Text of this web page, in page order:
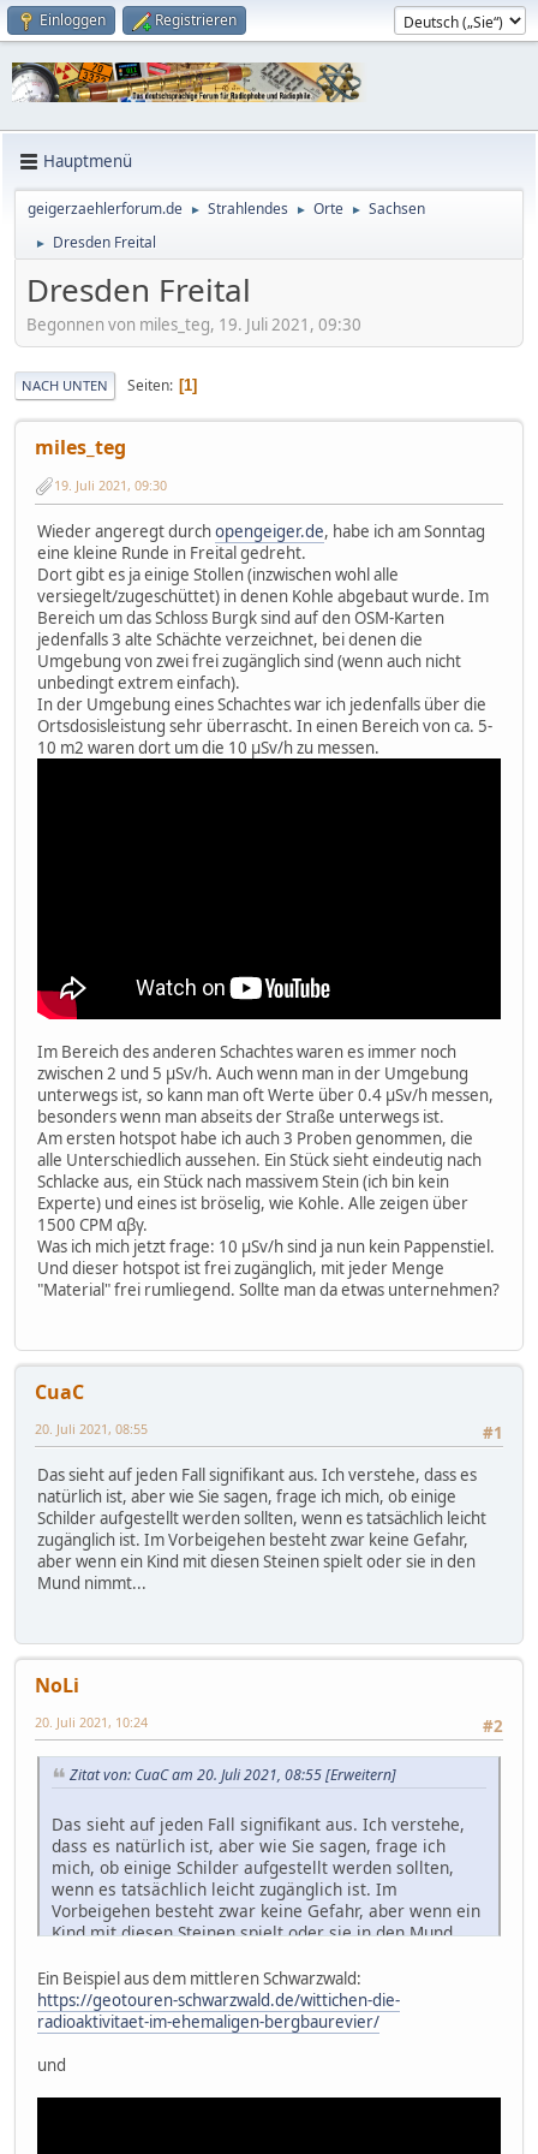
Einloggen Registrieren
Hauptmenü
geigerzaehlerforum.de ► Strahlendes ► Orte ► Sachsen
► Dresden Freital
Dresden Freital
Begonnen von miles_teg, 19. Juli 2021, 09:30
NACH UNTEN Seiten 1
miles_teg
19. Juli 2021, 09:30
Wieder angeregt durchopengeiger.de, habe ich am Sonntag
eine kleine Runde in Freital gedreht.
Dort gibt es ja einige Stollen (inzwischen wohl alle
versiegelt/zugeschüttet) in denen Kohle abgebaut wurde. Im
Bereich um das Schloss Burgk sind auf den OSM-Karten
jedenfalls 3 alte Schächte verzeichnet, bei denen die
Umgebung von zwei frei zugänglich sind (wenn auch nicht
unbedingt extrem einfach).
In der Umgebung eines Schachtes war ich jedenfalls über die
Ortsdosisleistung sehr überrascht. In einen Bereich von ca. 5-
10 m2 waren dort um die 10 µSv/h zu messen.
Im Bereich des anderen Schachtes waren es immer noch
zwischen 2 und 5 µSv/h. Auch wenn man in der Umgebung
unterwegs ist, so kann man oft Werte über 0.4 µSv/h messen,
besonders wenn man abseits der Straße unterwegs ist.
Am ersten hotspot habe ich auch 3 Proben genommen, die
alle Unterschiedlich aussehen. Ein Stück sieht eindeutig nach
Schlacke aus, ein Stück nach massivem Stein (ich bin kein
Experte) und eines ist bröselig, wie Kohle. Alle zeigen über
1500 CPM αβγ.
Was ich mich jetzt frage: 10 µSv/h sind ja nun kein Pappenstiel.
Und dieser hotspot ist frei zugänglich, mit jeder Menge
"Material" frei rumliegend. Sollte man da etwas unternehmen?
CuaC
#1
20. Juli 2021, 08:55
Das sieht auf jeden Fall signifikant aus. Ich verstehe, dass es
natürlich ist, aber wie Sie sagen, frage ich mich, ob einige
Schilder aufgestellt werden sollten, wenn es tatsächlich leicht
zugänglich ist. Im Vorbeigehen besteht zwar keine Gefahr,
aber wenn ein Kind mit diesen Steinen spielt oder sie in den
Mund nimmt...
NoLi
#2
20. Juli 2021, 10:24
Zitat von: CuaC am 20. Juli 2021, 08:55[Erweitern]
Das sieht auf jeden Fall signifikant aus. Ich verstehe,
dass es natürlich ist, aber wie Sie sagen, frage ich
mich, ob einige Schilder aufgestellt werden sollten,
wenn es tatsächlich leicht zugänglich ist. Im
Vorbeigehen besteht zwar keine Gefahr, aber wenn ein
Kind mit diesen Steinen spielt oder sie in den Mund
Ein Beispiel aus dem mittleren Schwarzwald:
https://geotouren-schwarzwald.de/wittichen-die-
radioaktivitaet-im-ehemaligen-bergbaurevier/
und